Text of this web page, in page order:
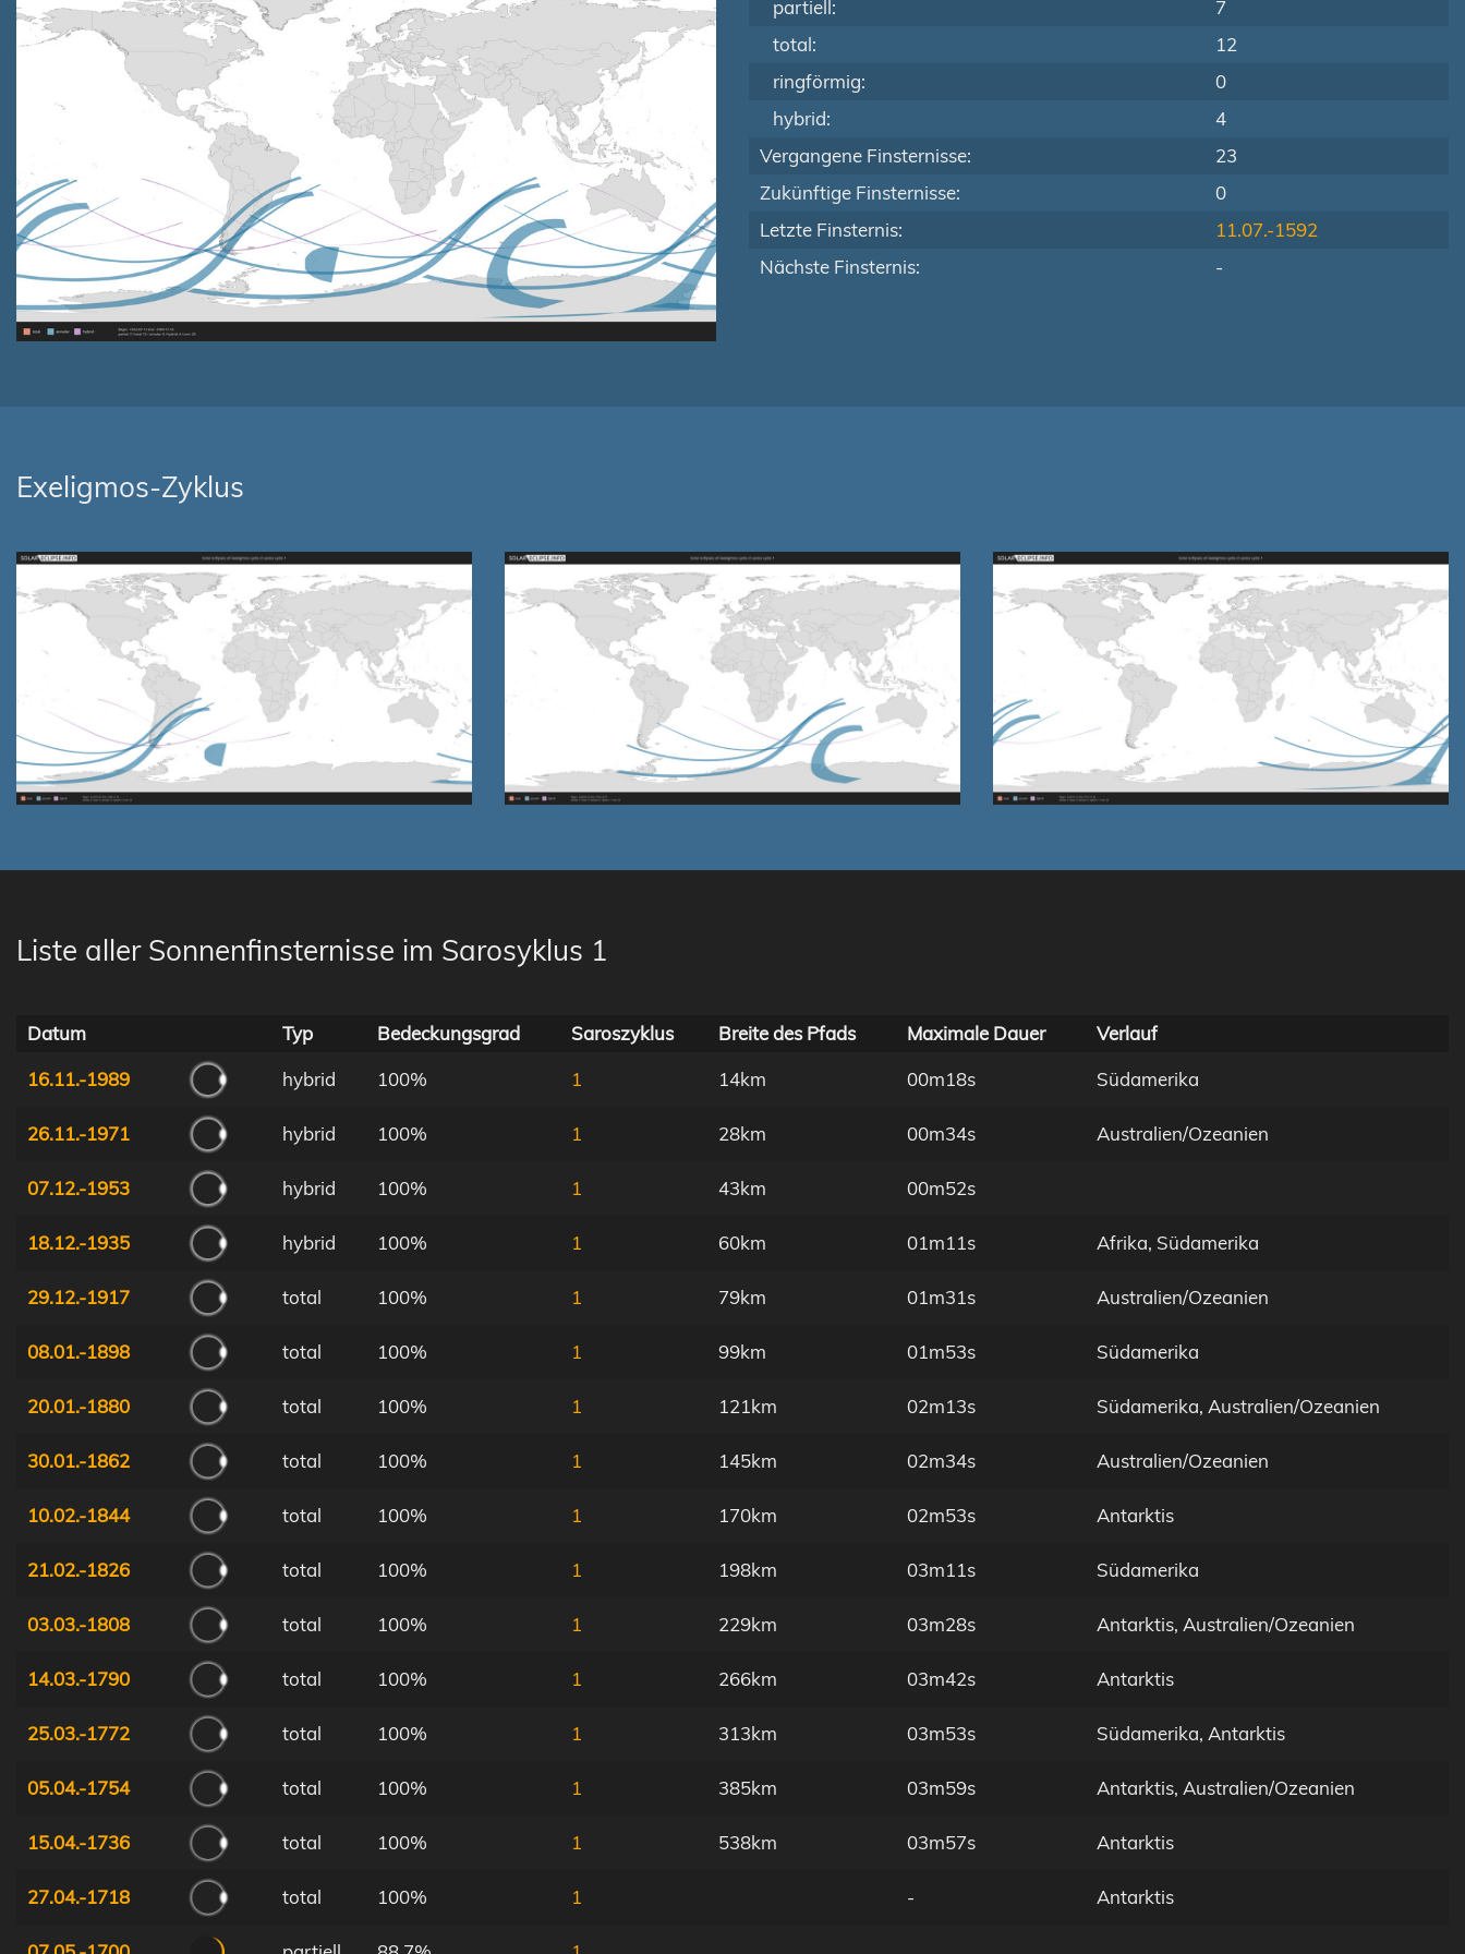
partiell:
7
total:
12
ringförmig:
0
hybrid:
4
Vergangene Finsternisse:
23
Zukünftige Finsternisse:
0
Letzte Finsternis:
11.07.-1592
Nächste Finsternis:
-
Exeligmos-Zyklus
Liste aller Sonnenfinsternisse im Sarosyklus 1
Datum Typ Bedeckungsgrad Saroszyklus Breite des Pfads Maximale Dauer
Verlauf
16.11.-1989
hybrid 100% 1 14km 00m18s Südamerika
26.11.-1971 hybrid 100% 1 28km 00m34s Australien/Ozeanien
07.12.-1953 hybrid 100% 1 43km 00m52s
18.12.-1935 hybrid 100% 1 60km 01m11s Afrika, Südamerika
29.12.-1917 total 100% 1 79km 01m31s Australien/Ozeanien
08.01.-1898 total 100% 1 99km 01m53s Südamerika
20.01.-1880 total 100% 1 121km 02m13s Südamerika, Australien/Ozeanien
30.01.-1862 total 100% 1 145km 02m34s Australien/Ozeanien
10.02.-1844 total 100% 1 170km 02m53s Antarktis
21.02.-1826 total 100% 1 198km 03m11s Südamerika
03.03.-1808 total 100% 1 229km 03m28s Antarktis, Australien/Ozeanien
14.03.-1790 total 100% 1 266km 03m42s Antarktis
25.03.-1772 total 100% 1 313km 03m53s Südamerika, Antarktis
05.04.-1754 total 100% 1 385km 03m59s Antarktis, Australien/Ozeanien
15.04.-1736 total 100% 1 538km 03m57s Antarktis
27.04.-1718 total 100% 1 - Antarktis